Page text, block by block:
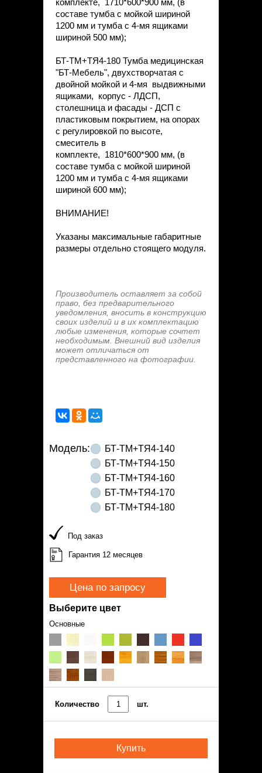
комплекте, 1710*600*900 мм, (в
составе тумба с мойкой шириной
1200 мм и тумба с 4-мя ящиками
шириной 500 мм);
БТ-ТМ+ТЯ4-180 Тумба медицинская
"БТ-Мебель", двухстворчатая с
двойной мойкой и 4-мя выдвижными
ящиками, корпус - ЛДСП,
столешница и фасады - ДСП с
пластиковым покрытием, на опорах
с регулировкой по высоте,
смеситель в
комплекте, 1810*600*900 мм, (в
составе тумба с мойкой шириной
1200 мм и тумба с 4-мя ящиками
шириной 600 мм);
ВНИМАНИЕ!
Указаны максимальные габаритные
размеры отдельно стоящего модуля.
Производитель оставляет за собой
право, без предварительного
уведомления, вносить в конструкцию
своих изделий и в их комплектацию
любые изменения, которые сочтет
необходимым. Внешний вид изделия
может отличаться от
представленного на фотографии.
Модель:
БТ-ТМ+ТЯ4-140
БТ-ТМ+ТЯ4-150
БТ-ТМ+ТЯ4-160
БТ-ТМ+ТЯ4-170
БТ-ТМ+ТЯ4-180
Под заказ
Гарантия 12 месяцев
Цена по запросу
Выберите цвет
Основные
Количество шт.
Купить